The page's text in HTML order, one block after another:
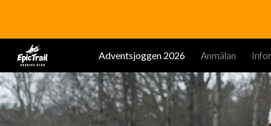
Adventsjoggen 2026 Anmälan